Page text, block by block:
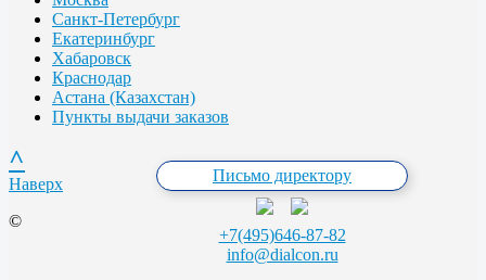
Санкт-Петербург
Екатеринбург
Хабаровск
Краснодар
Астана (Казахстан)
Пункты выдачи заказов
Письмо директору
+7(495)646-87-82
info@dialcon.ru
^
Наверх
©